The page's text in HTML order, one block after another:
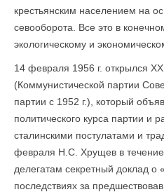
крестьянским населением на
севооборота. Все это в
экологическому и
14 февраля 1956 г. открылся
(Коммунистической партии
партии с 1952 г.), который
политического курса партии и
сталинскими постулатами и
февраля Н.С. Хрущев в течение
делегатам секретный доклад о
последствиях за